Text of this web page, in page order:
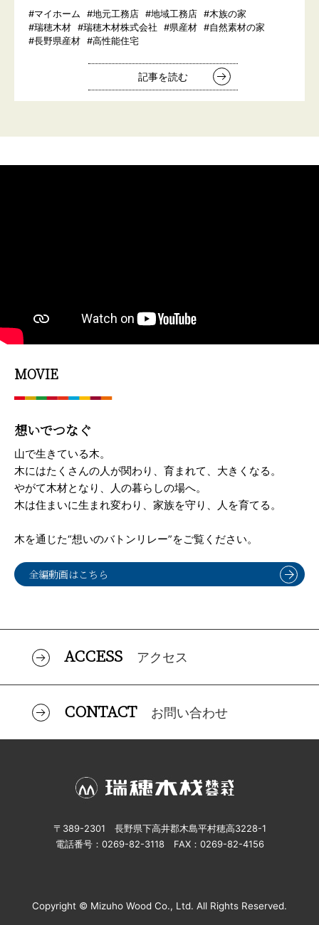
#マイホーム #地元工務店 #地域工務店 #木族の家
#瑞穂木材 #瑞穂木材株式会社 #県産材 #自然素材の家
#長野県産材 #高性能住宅
記事を読む
MOVIE
想いでつなぐ
山で生きている木。
木にはたくさんの人が関わり、育まれて、大きくなる。
やがて木材となり、人の暮らしの場へ。
木は住まいに生まれ変わり、家族を守り、人を育てる。
木を通じた“想いのバトンリレー”をご覧ください。
全編動画はこちら
ACCESS アクセス
CONTACT お問い合わせ
〒389-2301 長野県下高井郡木島平村穂高3228-1
電話番号：0269-82-3118 FAX：0269-82-4156
Copyright © Mizuho Wood Co., Ltd. All Rights Reserved.